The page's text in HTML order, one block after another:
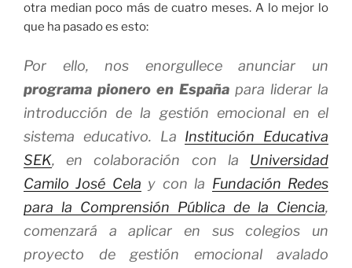
otra median poco más de cuatro meses. A lo mejor lo
que ha pasado es esto:
Por ello, nos enorgullece anunciar un
programa pionero en España para liderar la
introducción de la gestión emocional en el
sistema educativo. La Institución Educativa
SEK, en colaboración con la Universidad
Camilo José Cela y con la Fundación Redes
para la Comprensión Pública de la Ciencia,
comenzará a aplicar en sus colegios un
proyecto de gestión emocional avalado